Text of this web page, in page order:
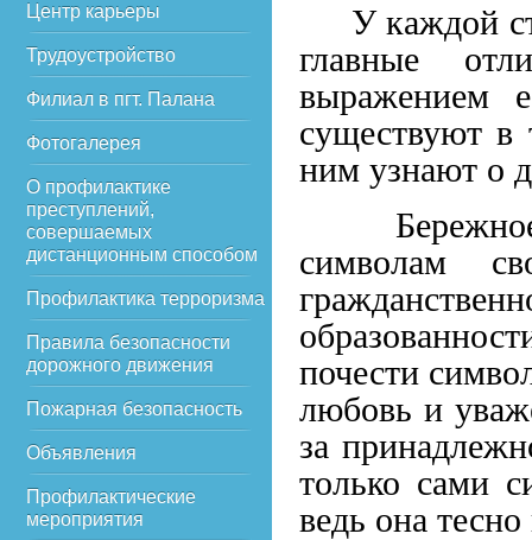
Центр карьеры
Трудоустройство
Филиал в пгт. Палана
Фотогалерея
О профилактике
преступлений,
совершаемых
дистанционным способом
Профилактика терроризма
Правила безопасности
дорожного движения
Пожарная безопасность
Объявления
Профилактические
мероприятия
У каждой
главные
выражением
существуют в
ним узнают о
Бережное и
символам
почести
любовь и
за
только сами
ведь она тесно